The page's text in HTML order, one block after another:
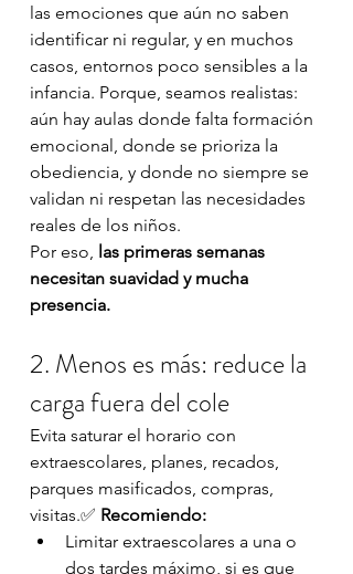
las emociones que aún no saben
identificar ni regular, y en muchos
casos, entornos poco sensibles a la
infancia. Porque, seamos realistas:
aún hay aulas donde falta formación
emocional, donde se prioriza la
obediencia, y donde no siempre se
validan ni respetan las necesidades
reales de los niños.
Por eso, las primeras semanas
necesitan suavidad y mucha
presencia.
2. Menos es más: reduce la
carga fuera del cole
Evita saturar el horario con
extraescolares, planes, recados,
parques masificados, compras,
visitas.✅ Recomiendo:
Limitar extraescolares a una o
dos tardes máximo, si es que